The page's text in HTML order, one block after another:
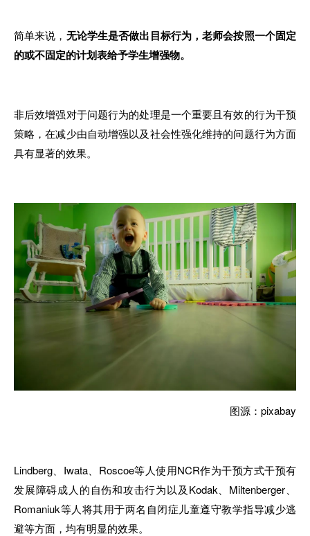
简单来说， 无论学生是否做出目标行为，老师会按照一个固定
的或不固定的计划表给予学生增强物。
非后效增强对于问题行为的处理是一个重要且有效的行为干预
策略，在减少由自动增强以及社会性强化维持的问题行为方面
具有显著的效果。
图源：pixabay
Lindberg、Iwata、Roscoe等人使用NCR作为干预方式干预有
发展障碍成人的自伤和攻击行为以及Kodak、Miltenberger、
Romaniuk等人将其用于两名自闭症儿童遵守教学指导减少逃
避等方面，均有明显的效果。